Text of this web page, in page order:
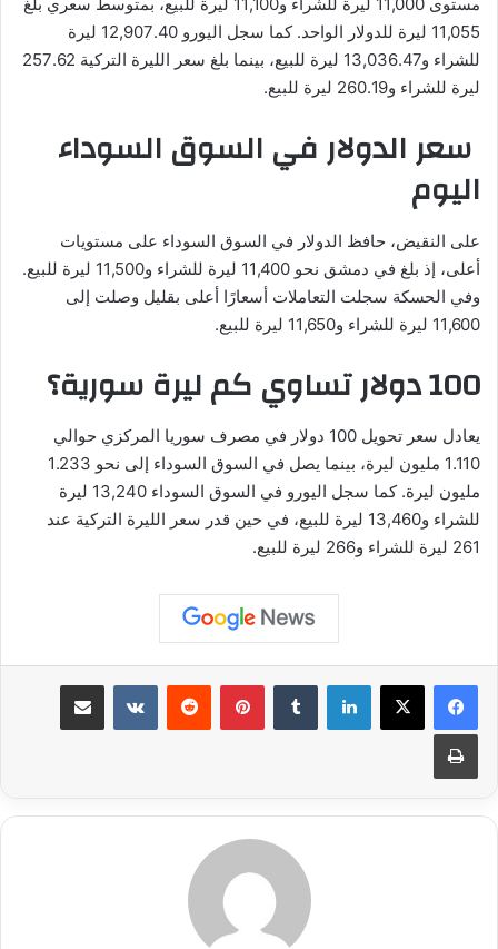
مستوى 11,000 ليرة للشراء و11,100 ليرة للبيع، بمتوسط سعري بلغ
11,055 ليرة للدولار الواحد. كما سجل اليورو 12,907.40 ليرة
للشراء و13,036.47 ليرة للبيع، بينما بلغ سعر الليرة التركية 257.62
ليرة للشراء و260.19 ليرة للبيع.
سعر الدولار في السوق السوداء
اليوم
على النقيض، حافظ الدولار في السوق السوداء على مستويات
أعلى، إذ بلغ في دمشق نحو 11,400 ليرة للشراء و11,500 ليرة للبيع.
وفي الحسكة سجلت التعاملات أسعارًا أعلى بقليل وصلت إلى
11,600 ليرة للشراء و11,650 ليرة للبيع.
100 دولار تساوي كم ليرة سورية؟
يعادل سعر تحويل 100 دولار في مصرف سوريا المركزي حوالي
1.110 مليون ليرة، بينما يصل في السوق السوداء إلى نحو 1.233
مليون ليرة. كما سجل اليورو في السوق السوداء 13,240 ليرة
للشراء و13,460 ليرة للبيع، في حين قدر سعر الليرة التركية عند
261 ليرة للشراء و266 ليرة للبيع.
لينكدإن بينتيريست مشاركة عبر البريد
طباعة